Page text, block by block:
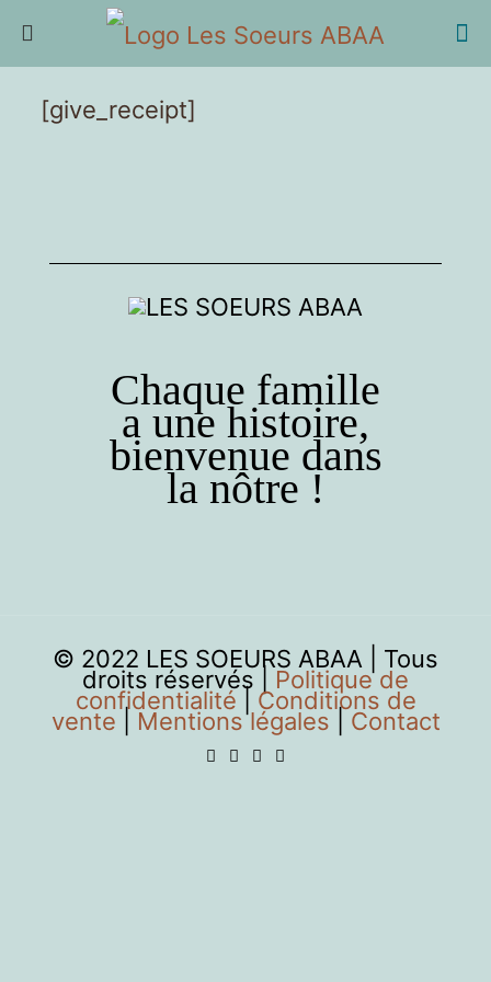
[give_receipt]
Chaque famille
a une histoire,
bienvenue dans
la nôtre !
© 2022 LES SOEURS ABAA | Tous
droits réservés | Politique de
confidentialité Conditions de
vente Mentions légales Contact